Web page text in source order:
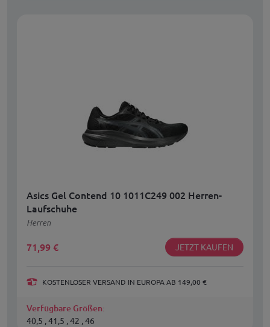
Asics Gel Contend 10 1011C249 002 Herren-
Laufschuhe
Herren
71,99 € JETZT KAUFEN
KOSTENLOSER VERSAND IN EUROPA AB 149,00 €
Verfügbare Größen:
40,5 , 41,5 , 42 , 46